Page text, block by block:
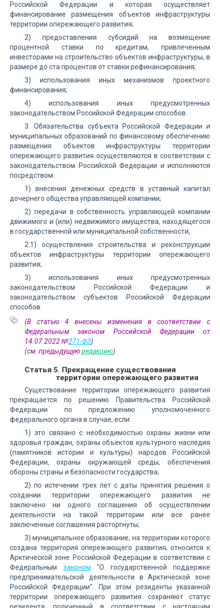
Российской Федерации и которая осуществляет
финансирование размещения объектов инфраструктуры
территории опережающего развития;
2) предоставления субсидий на возмещение
процентной ставки по кредитам, привлеченным
инвесторами на строительство объектов инфраструктуры, в
размере до ста процентов от ставки рефинансирования;
3) использования иных механизмов проектного
финансирования;
4) использования иных предусмотренных
законодательством Российской Федерации способов.
3. Обязательства субъекта Российской Федерации и
муниципальных образований по финансовому обеспечению
размещения объектов инфраструктуры территории
опережающего развития осуществляются в соответствии с
законодательством Российской Федерации и исполняются
посредством:
1) внесения денежных средств в уставный капитал
дочернего общества управляющей компании;
2) передачи в собственность управляющей компании
движимого и (или) недвижимого имущества, находящегося
в государственной или муниципальной собственности;
2.1) осуществления строительства и реконструкции
объектов инфраструктуры территории опережающего
развития;
3) использования иных предусмотренных
законодательством Российской Федерации и
законодательством субъектов Российской Федерации
способов.
(В статью 4 внесены изменения в соответствии с
Федеральным законом Российской Федерации от
14.07.2022 №271-ФЗ)
(см. предыдущуюредакцию)
Статья 5. Прекращение существования
территории опережающего развития
Существование территории опережающего развития
прекращается по решению Правительства Российской
Федерации по предложению уполномоченного
федерального органа в случае, если:
1) это связано с необходимостью охраны жизни или
здоровья граждан, охраны объектов культурного наследия
(памятников истории и культуры) народов Российской
Федерации, охраны окружающей среды, обеспечения
обороны страны и безопасности государства;
2) по истечении трех лет с даты принятия решения о
создании территории опережающего развития не
заключено ни одного соглашения об осуществлении
деятельности на такой территории или все ранее
заключенные соглашения расторгнуты;
3) муниципальное образование, на территории которого
создана территория опережающего развития, относится к
Арктической зоне Российской Федерации в соответствии с
Федеральным законом "О государственной поддержке
предпринимательской деятельности в Арктической зоне
Российской Федерации". При этом резиденты указанной
территории опережающего развития сохраняют статус